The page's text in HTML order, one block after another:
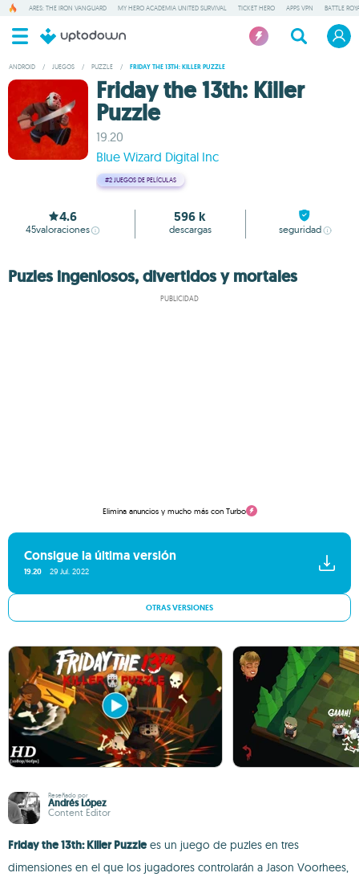
ARES: THE IRON VANGUARD MY HERO ACADEMIA UNITED SURVIVAL TICKET HERO APPS VPN BATTLE
ANDROID / JUEGOS / PUZZLE / FRIDAY THE 13TH: KILLER PUZZLE
Friday the 13th: Killer
Puzzle
19.20
Blue Wizard Digital Inc
#2 JUEGOS DE PELÍCULAS
4.6
45valoraciones
596 k
descargas seguridad
Puzles ingeniosos, divertidos y mortales
PUBLICIDAD
Elimina anuncios y mucho más con Turbo
Consigue la última versión
19.20 29 Jul. 2022
OTRAS VERSIONES
Reseñado por
Andrés López
Content Editor
Friday the 13th: Killer Puzzle es un juego de puzles en tres
dimensiones en el que los jugadores controlarán a Jason Voorhees,